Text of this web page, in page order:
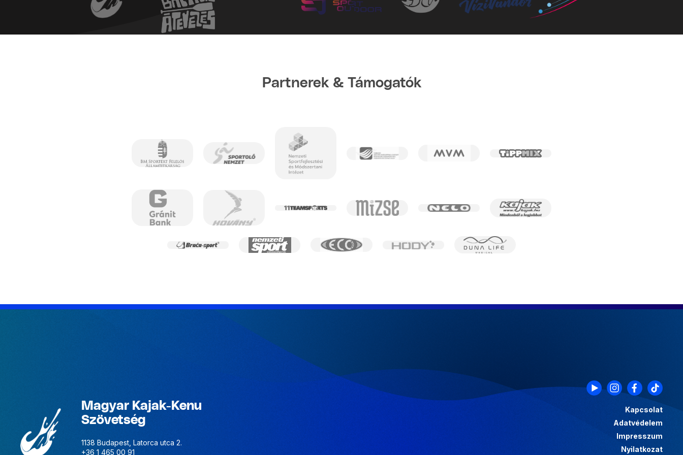
Partnerek & Támogatók
Magyar Kajak-Kenu
Szövetség
1138 Budapest, Latorca utca 2.
+36 1 465 00 91
Kapcsolat
Adatvédelem
Impresszum
Nyilatkozat